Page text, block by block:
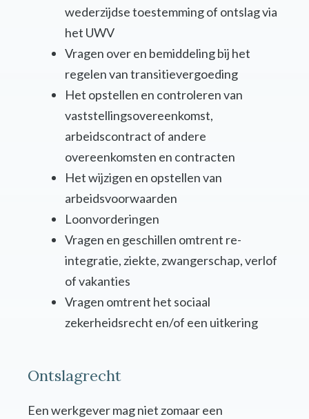
wederzijdse toestemming of ontslag via
het UWV
Vragen over en bemiddeling bij het
regelen van transitievergoeding
Het opstellen en controleren van
vaststellingsovereenkomst,
arbeidscontract of andere
overeenkomsten en contracten
Het wijzigen en opstellen van
arbeidsvoorwaarden
Loonvorderingen
Vragen en geschillen omtrent re-
integratie, ziekte, zwangerschap, verlof
of vakanties
Vragen omtrent het sociaal
zekerheidsrecht en/of een uitkering
Ontslagrecht
Een werkgever mag niet zomaar een